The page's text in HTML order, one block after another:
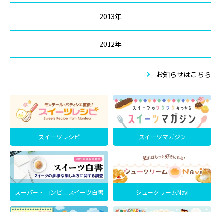
2013年
2012年
お知らせはこちら
スイーツレシピ スイーツマガジン
スーパー・コンビニスイーツ白書 シュークリームNavi